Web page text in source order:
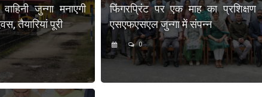
जुन्गा मनाएगी
तैयारियां पूरी
फिंगरप्रिंट पर एक माह का प्रशिक्षण
एसएफएसएल जुन्गा में संपन्न
0